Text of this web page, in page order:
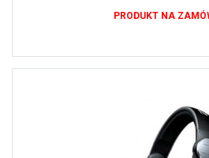
PRODUKT NA